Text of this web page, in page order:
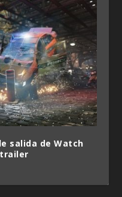
salida de Watch